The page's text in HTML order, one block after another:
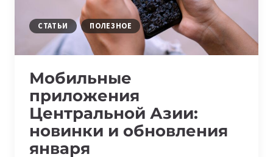
СТАТЬИ ПОЛЕЗНОЕ
Мобильные
приложения
Центральной Азии:
новинки и обновления
января